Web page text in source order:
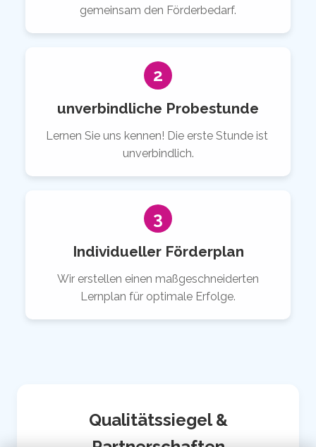
gemeinsam den Förderbedarf.
2
unverbindliche Probestunde
Lernen Sie uns kennen! Die erste Stunde ist
unverbindlich.
3
Individueller Förderplan
Wir erstellen einen maßgeschneiderten
Lernplan für optimale Erfolge.
Qualitätssiegel &